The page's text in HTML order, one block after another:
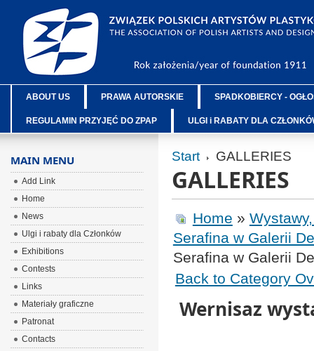
ABOUT US PRAWA AUTORSKIE SPADKOBIERCY -
REGULAMIN PRZYJĘĆ DO ZPAP ULGI i RABATY DLA
Start GALLERIES
GALLERIES
Home »
Serafina w Galerii
Serafina w Galerii
Back to Category
Wernisaz
MAIN MENU
Add Link
Home
News
Ulgi i rabaty dla Członków
Exhibitions
Contests
Links
Materiały graficzne
Patronat
Contacts